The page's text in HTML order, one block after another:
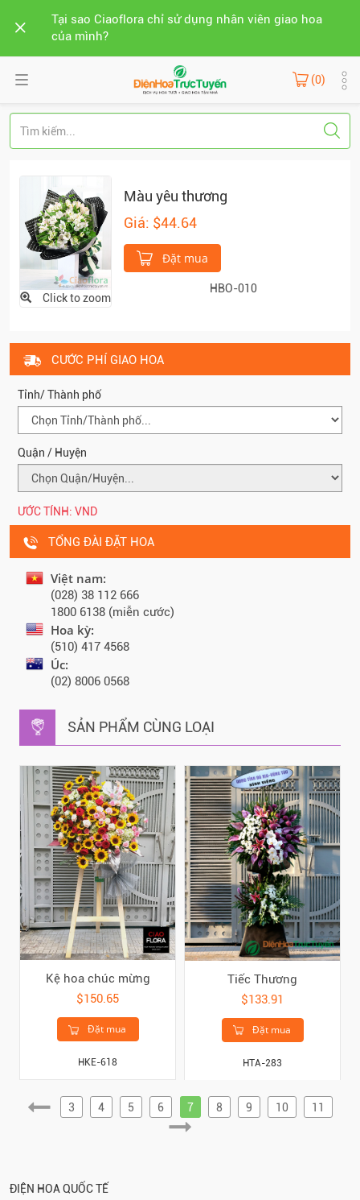
Tại sao Ciaoflora chỉ sử dụng nhân viên giao hoa
của mình?
(0)
Click to zoom
Màu yêu thương
Giá: $44.64
Đặt mua
HBO-010
CƯỚC PHÍ GIAO HOA
Tỉnh/ Thành phố
Quận / Huyện
ƯỚC TÍNH: VND
TỔNG ĐÀI ĐẶT HOA
Việt nam:
(028) 38 112 666
1800 6138 (miễn cước)
Hoa kỳ:
(510) 417 4568
Úc:
(02) 8006 0568
SẢN PHẨM CÙNG LOẠI
Kệ hoa chúc mừng
$150.65
Đặt mua
HKE-618
Tiếc Thương
$133.91
Đặt mua
HTA-283
3 4 5 6 7 8 9 10 11
ĐIỆN HOA QUỐC TẾ